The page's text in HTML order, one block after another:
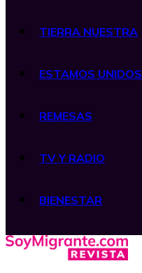
TIERRA NUESTRA
ESTAMOS UNIDOS
REMESAS
TV Y RADIO
BIENESTAR